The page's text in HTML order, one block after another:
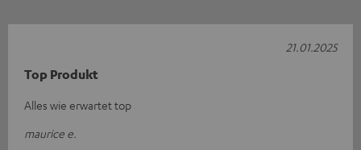
Top Produkt
Alles wie erwartet top
maurice e.
21.01.2025